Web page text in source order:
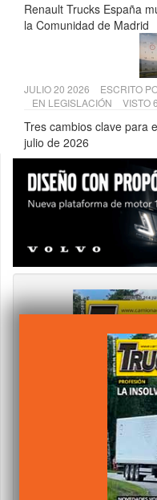
Renault Trucks España
la Comunidad de Madrid
JULIO 20 2026 ESCRITO
EN LEGISLACIÓN VISTO
Tres cambios clave para
julio de 2026